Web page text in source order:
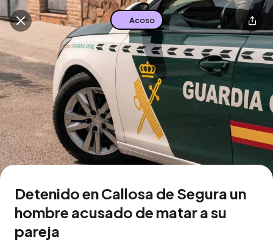
Descarga la app
Buscar en esta zona
Acoso
Detenido en Callosa de Segura un
hombre acusado de matar a su
pareja